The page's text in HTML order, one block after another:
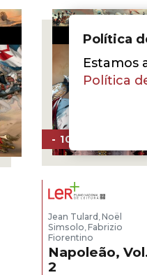
- 10%
Jean Tulard ,Noël
Simsolo,Fabrizio
Fiorentino
Napoleão,
2
Política
Estamos
Política